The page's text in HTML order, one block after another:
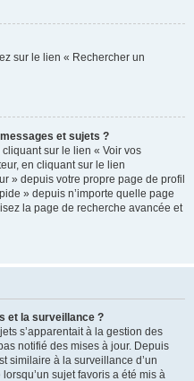
sur le lien « Rechercher un
et sujets ?
sur le lien « Voir vos
en cliquant sur le lien
» depuis votre propre page de profil
» depuis n’importe quelle page
la page de recherche avancée et
et la surveillance ?
s’apparentait à la gestion des
notifié des mises à jour. Depuis
similaire à la surveillance d’un
sujet favoris a été mis à